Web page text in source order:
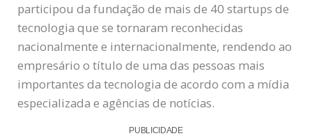
participou da fundação de mais de 40 startups de
tecnologia que se tornaram reconhecidas
nacionalmente e internacionalmente, rendendo ao
empresário o título de uma das pessoas mais
importantes da tecnologia de acordo com a mídia
especializada e agências de notícias.
PUBLICIDADE